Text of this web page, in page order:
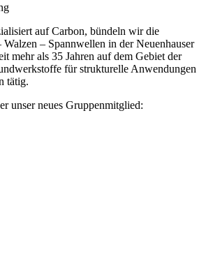
auf Carbon, bündeln wir die
– Spannwellen in der Neuenhauser
mehr als 35 Jahren auf dem Gebiet der
für strukturelle Anwendungen
tätig.
unser neues Gruppenmitglied: